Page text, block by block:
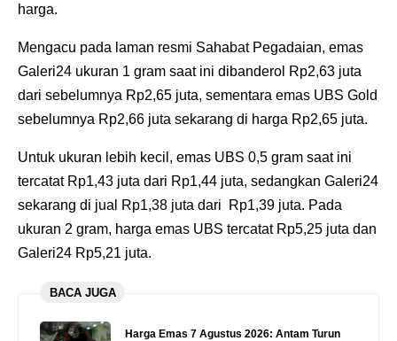
harga.
Mengacu pada laman resmi Sahabat Pegadaian, emas
Galeri24 ukuran 1 gram saat ini dibanderol Rp2,63 juta
dari sebelumnya Rp2,65 juta, sementara emas UBS Gold
sebelumnya Rp2,66 juta sekarang di harga Rp2,65 juta.
‎Untuk ukuran lebih kecil, emas UBS 0,5 gram saat ini
tercatat Rp1,43 juta dari Rp1,44 juta, sedangkan Galeri24
sekarang di jual Rp1,38 juta dari Rp1,39 juta. Pada
ukuran 2 gram, harga emas UBS tercatat Rp5,25 juta dan
Galeri24 Rp5,21 juta.
BACA JUGA
Harga Emas 7 Agustus 2026: Antam Turun